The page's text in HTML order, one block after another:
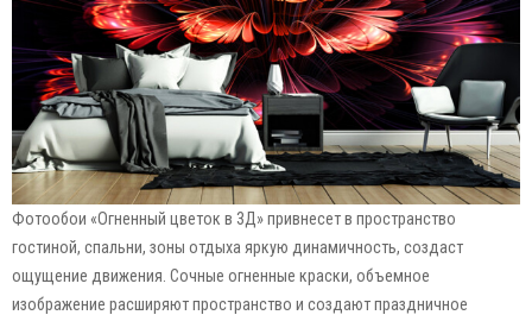
Фотообои «Огненный цветок в 3Д» привнесет в пространство
гостиной, спальни, зоны отдыха яркую динамичность, создаст
ощущение движения. Сочные огненные краски, объемное
изображение расширяют пространство и создают праздничное